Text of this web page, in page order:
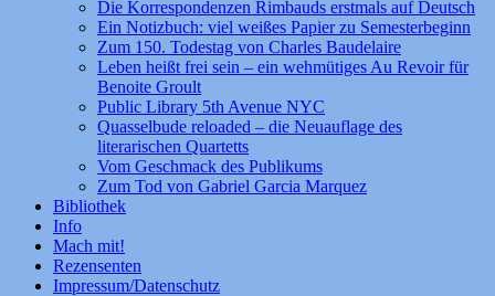
Die Korrespondenzen Rimbauds erstmals auf Deutsch
Ein Notizbuch: viel weißes Papier zu Semesterbeginn
Zum 150. Todestag von Charles Baudelaire
Leben heißt frei sein – ein wehmütiges Au Revoir für
Benoite Groult
Public Library 5th Avenue NYC
Quasselbude reloaded – die Neuauflage des
literarischen Quartetts
Vom Geschmack des Publikums
Zum Tod von Gabriel Garcia Marquez
Bibliothek
Info
Mach mit!
Rezensenten
Impressum/Datenschutz